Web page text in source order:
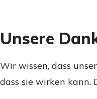
Unsere
Wir wissen, dass
dass sie wirken kann.